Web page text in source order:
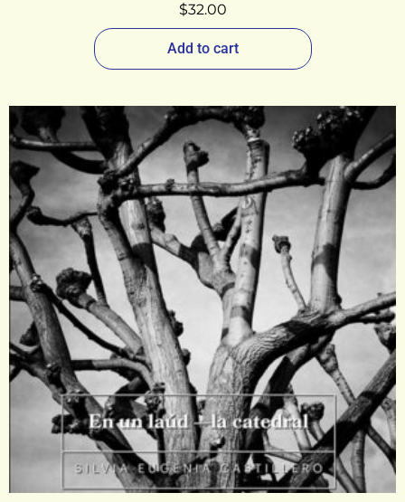
$32.00
Add to cart